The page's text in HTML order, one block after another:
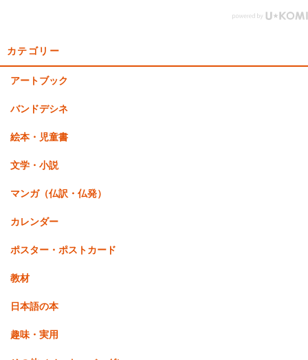
カテゴリー
アートブック
バンドデシネ
絵本・児童書
文学・小説
マンガ（仏訳・仏発）
カレンダー
ポスター・ポストカード
教材
日本語の本
趣味・実用